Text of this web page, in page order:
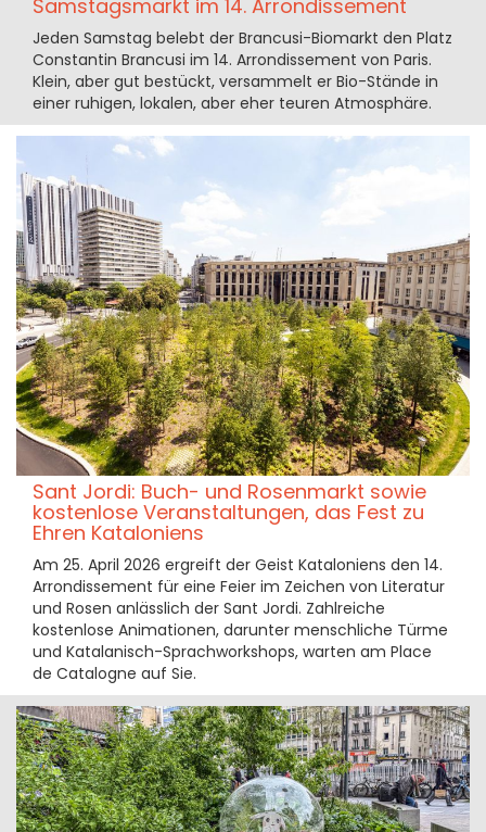
Samstagsmarkt im 14. Arrondissement
Jeden Samstag belebt der Brancusi-Biomarkt den Platz
Constantin Brancusi im 14. Arrondissement von Paris.
Klein, aber gut bestückt, versammelt er Bio-Stände in
einer ruhigen, lokalen, aber eher teuren Atmosphäre.
Sant Jordi: Buch- und Rosenmarkt sowie
kostenlose Veranstaltungen, das Fest zu
Ehren Kataloniens
Am 25. April 2026 ergreift der Geist Kataloniens den 14.
Arrondissement für eine Feier im Zeichen von Literatur
und Rosen anlässlich der Sant Jordi. Zahlreiche
kostenlose Animationen, darunter menschliche Türme
und Katalanisch-Sprachworkshops, warten am Place
de Catalogne auf Sie.